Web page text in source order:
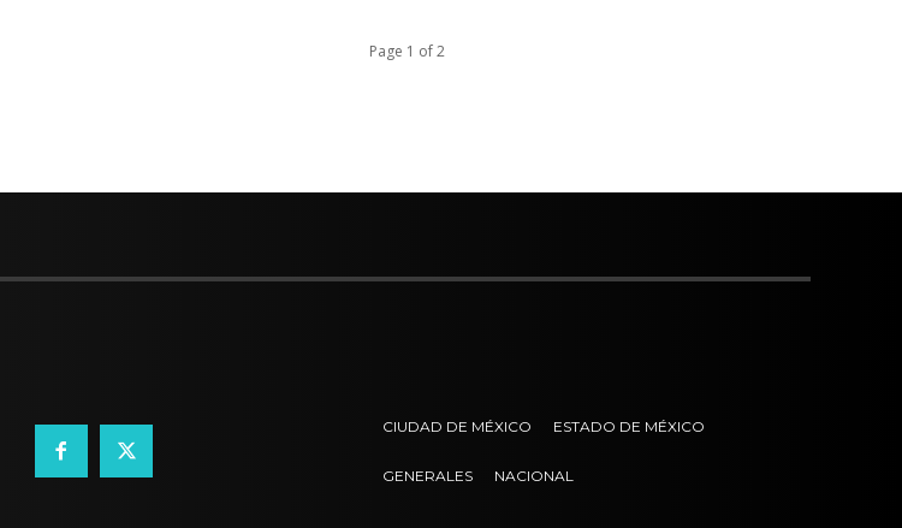
Page 1 of 2
CIUDAD DE MÉXICO ESTADO DE MÉXICO
GENERALES NACIONAL